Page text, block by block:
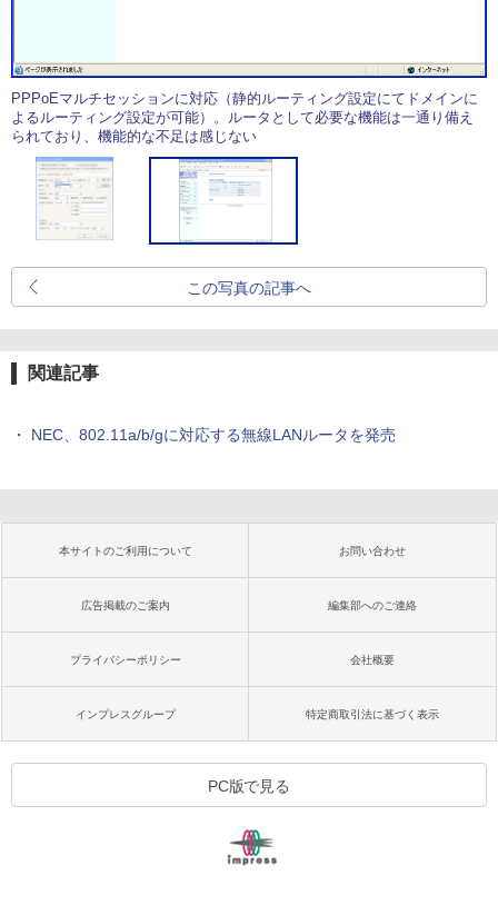
PPPoEマルチセッションに対応（静的ルーティング設定にてドメインに
よるルーティング設定が可能）。ルータとして必要な機能は一通り備え
られており、機能的な不足は感じない
この写真の記事へ
関連記事
・ NEC、802.11a/b/gに対応する無線LANルータを発売
本サイトのご利用について お問い合わせ
広告掲載のご案内 編集部へのご連絡
プライバシーポリシー 会社概要
インプレスグループ 特定商取引法に基づく表示
PC版で見る